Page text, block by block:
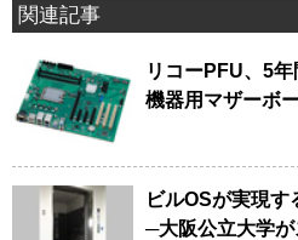
関連記事
リコーPFU、5
機器用マザーボ
ビルOSが実現す
─大阪公立大学